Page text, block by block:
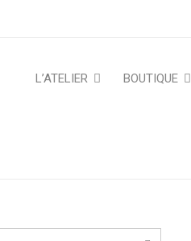
L’ATELIER BOUTIQUE